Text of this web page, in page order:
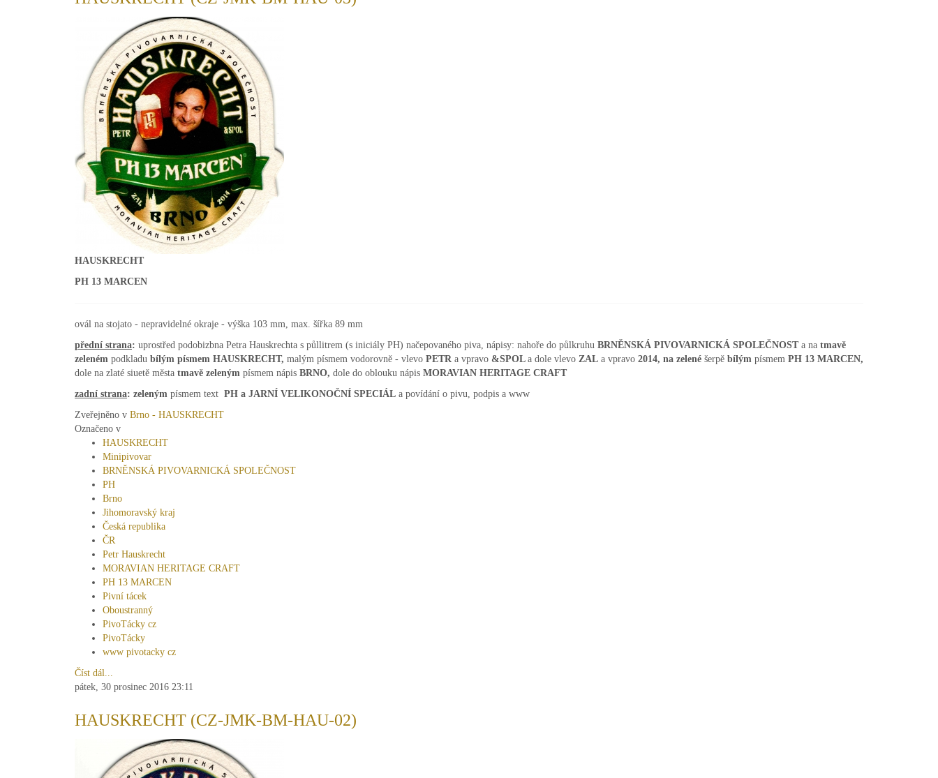
HAUSKRECHT
PH 13 MARCEN
ovál na stojato - nepravidelné okraje - výška 103 mm, max. šířka 89 mm
přední strana: uprostřed podobizbna Petra Hauskrechta s půllitrem (s iniciály PH) načepovaného piva, nápisy: nahoře do půlkruhu BRNĚNSKÁ PIVOVARNICKÁ SPOLEČNOST a na tmavě
zeleném podkladu bílým písmem HAUSKRECHT, malým písmem vodorovně - vlevo PETR a vpravo &SPOL a dole vlevo ZAL a vpravo 2014, na zelené šerpě bílým písmem PH 13 MARCEN,
dole na zlaté siuetě města tmavě zeleným písmem nápis BRNO, dole do oblouku nápis MORAVIAN HERITAGE CRAFT
zadní strana: zeleným písmem text PH a JARNÍ VELIKONOČNÍ SPECIÁL a povídání o pivu, podpis a www
Zveřejněno v Brno - HAUSKRECHT
Označeno v
HAUSKRECHT
Minipivovar
BRNĚNSKÁ PIVOVARNICKÁ SPOLEČNOST
PH
Brno
Jihomoravský kraj
Česká republika
ČR
Petr Hauskrecht
MORAVIAN HERITAGE CRAFT
PH 13 MARCEN
Pivní tácek
Oboustranný
PivoTácky cz
PivoTácky
www pivotacky cz
Číst dál...
pátek, 30 prosinec 2016 23:11
HAUSKRECHT (CZ-JMK-BM-HAU-02)